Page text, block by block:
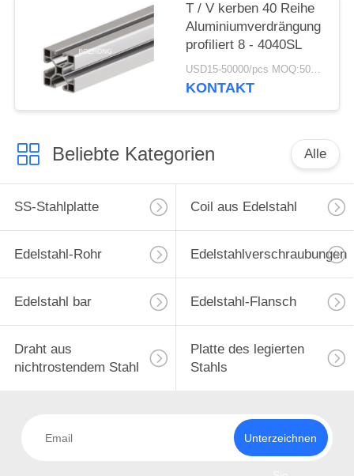
T / V kerben 40 Reihe
Aluminiumverdrängung
profiliert 8 - 4040SL
USD15-50000/pcs MOQ:500kg
KONTAKT
Beliebte Kategorien Alle
SS-Stahlplatte Coil aus Edelstahl
Edelstahl-Rohr Edelstahlverschraubungen
Edelstahl bar Edelstahl-Flansch
Draht aus
nichtrostendem Stahl
Platte des legierten
Stahls
Unterzeichnen